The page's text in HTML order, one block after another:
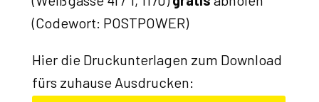
(Codewort: POSTPOWER)
Hier die Druckunterlagen zum Download
fürs zuhause Ausdrucken: